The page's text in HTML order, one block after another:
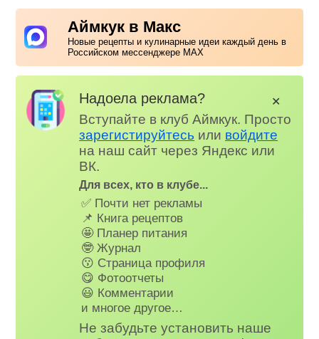
Аймкук в Макс
Новые рецепты и кулинарные идеи каждый день в
Российском мессенджере MAX
Надоела реклама?
Вступайте в клуб Аймкук. Просто
зарегистируйтесь или войдите
на наш сайт через Яндекс или
ВК.
Для всех, кто в клубе...
✅ Почти нет рекламы
📌 Книга рецептов
🤩 Планер питания
🤓 Журнал
😗 Страница профиля
😋 Фотоотчеты
😃 Комментарии
и многое другое…
Не забудьте установить наше
✕